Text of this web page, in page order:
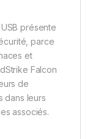
présente
parce
et
Falcon
de
dans leurs
associés.